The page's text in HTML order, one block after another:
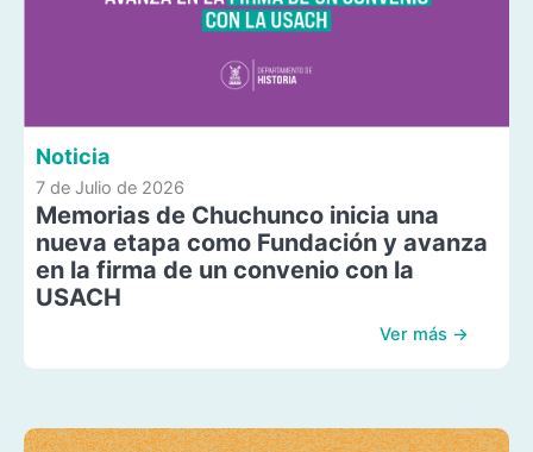
Noticia
7 de Julio de 2026
Memorias de Chuchunco inicia una
nueva etapa como Fundación y avanza
en la firma de un convenio con la
USACH
Ver más →